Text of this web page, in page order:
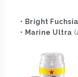
• Bright Fuchsia
• Marine Ultra